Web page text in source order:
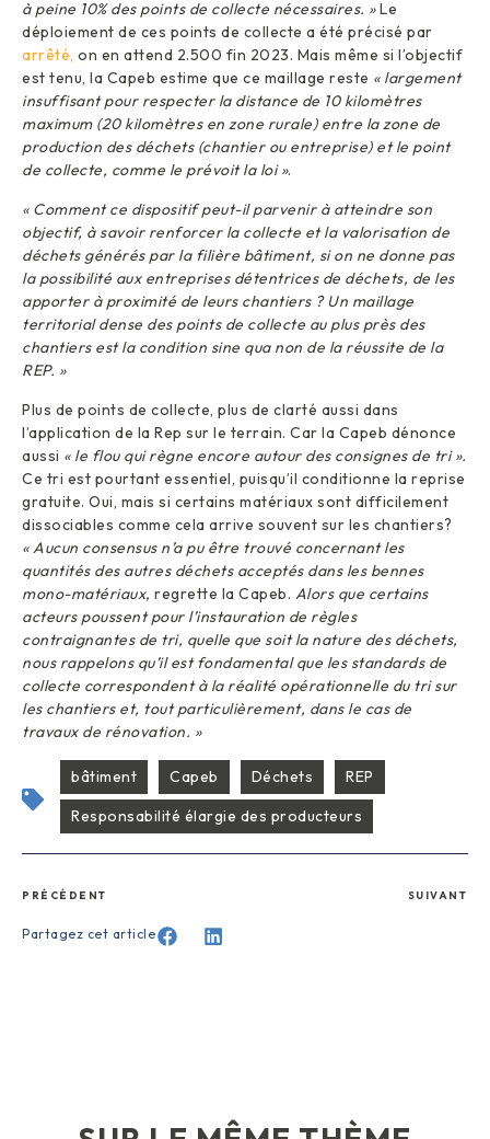
à peine 10% des points de collecte nécessaires. »Le
déploiement de ces points de collecte a été précisé par
arrêté, on en attend 2.500 fin 2023. Mais même si l’objectif
est tenu, la Capeb estime que ce maillage reste « largement
insuffisant pour respecter la distance de 10 kilomètres
maximum (20 kilomètres en zone rurale) entre la zone de
production des déchets (chantier ou entreprise) et le point
de collecte, comme le prévoit la loi ».
« Comment ce dispositif peut-il parvenir à atteindre son
objectif, à savoir renforcer la collecte et la valorisation de
déchets générés par la filière bâtiment, si on ne donne pas
la possibilité aux entreprises détentrices de déchets, de les
apporter à proximité de leurs chantiers ? Un maillage
territorial dense des points de collecte au plus près des
chantiers est la condition sine qua non de la réussite de la
REP. »
Plus de points de collecte, plus de clarté aussi dans
l’application de la Rep sur le terrain. Car la Capeb dénonce
aussi « le flou qui règne encore autour des consignes de tri ».
Ce tri est pourtant essentiel, puisqu’il conditionne la reprise
gratuite. Oui, mais si certains matériaux sont difficilement
dissociables comme cela arrive souvent sur les chantiers?
« Aucun consensus n’a pu être trouvé concernant les
quantités des autres déchets acceptés dans les bennes
mono-matériaux, regrette la Capeb. Alors que certains
acteurs poussent pour l’instauration de règles
contraignantes de tri, quelle que soit la nature des déchets,
nous rappelons qu’il est fondamental que les standards de
collecte correspondent à la réalité opérationnelle du tri sur
les chantiers et, tout particulièrement, dans le cas de
travaux de rénovation. »
bâtiment Capeb Déchets
REP
Responsabilité élargie des producteurs
PRÉCÉDENT SUIVANT
Partagez cet article